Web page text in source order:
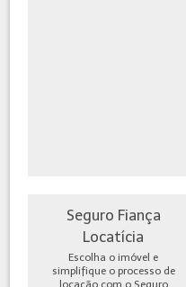
Seguro Fiança
Locatícia
Escolha o imóvel e
simplifique o processo de
locação com o Seguro